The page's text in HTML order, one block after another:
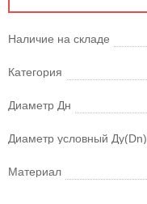
Наличие на складе
Категория
Диаметр Дн
Диаметр условный Ду(Dn)
Материал